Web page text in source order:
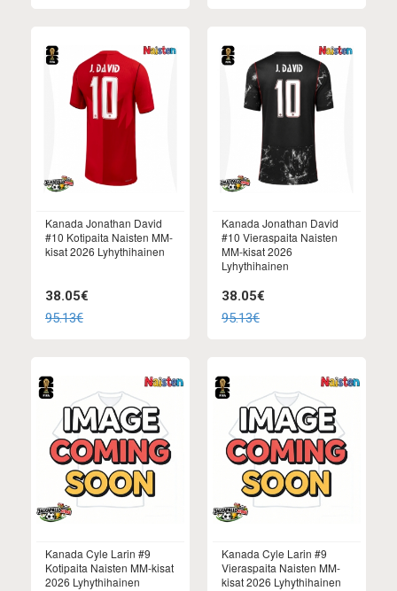
Kanada Jonathan David
#10 Kotipaita Naisten MM-
kisat 2026 Lyhythihainen
38.05€
95.13€
Kanada Jonathan David
#10 Vieraspaita Naisten
MM-kisat 2026
Lyhythihainen
38.05€
95.13€
Kanada Cyle Larin #9
Kotipaita Naisten MM-kisat
2026 Lyhythihainen
Kanada Cyle Larin #9
Vieraspaita Naisten MM-
kisat 2026 Lyhythihainen